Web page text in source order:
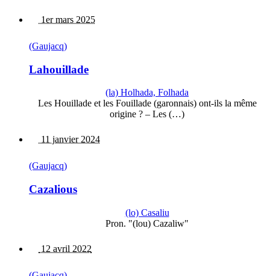
1er mars 2025
(Gaujacq)
Lahouillade
(la) Holhada, Folhada
Les Houillade et les Fouillade (garonnais) ont-ils la même
origine ? – Les (…)
11 janvier 2024
(Gaujacq)
Cazalious
(lo) Casaliu
Pron. "(lou) Cazaliw"
12 avril 2022